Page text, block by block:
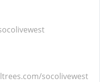
socolivewest